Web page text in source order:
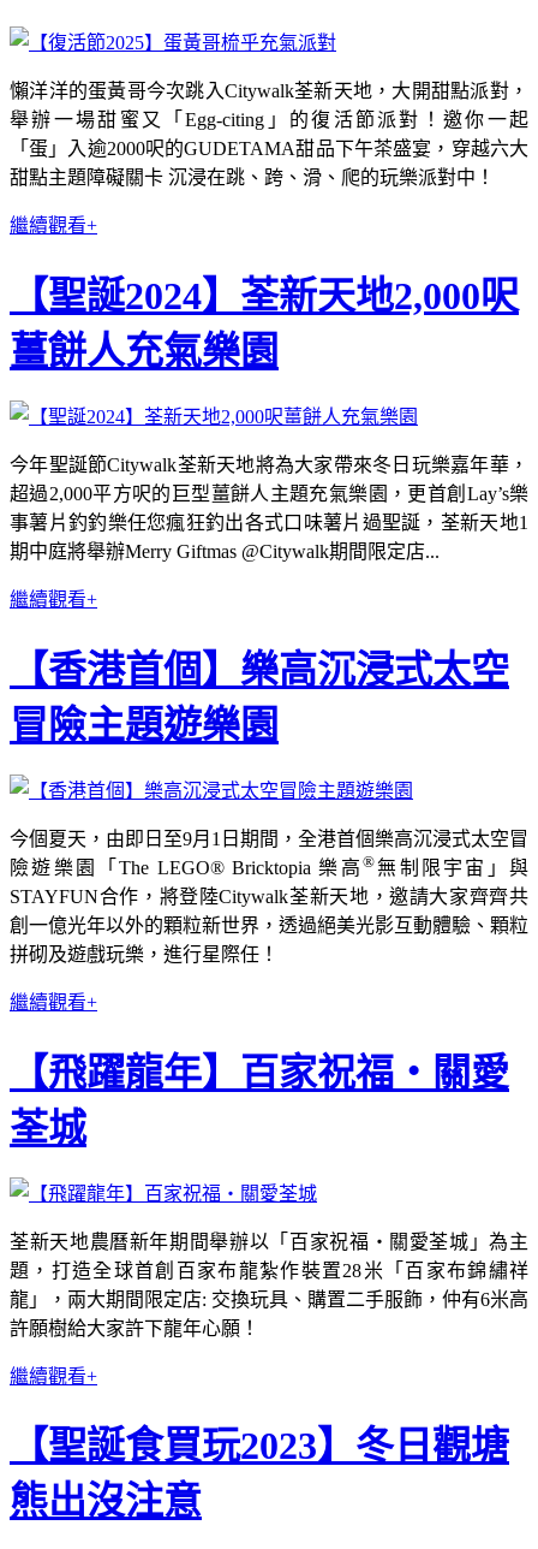
懶洋洋的蛋黃哥今次跳入Citywalk荃新天地，大開甜點派對，
舉辦一場甜蜜又「Egg-citing」的復活節派對！邀你一起
「蛋」入逾2000呎的GUDETAMA甜品下午茶盛宴，穿越六大
甜點主題障礙關卡 沉浸在跳、跨、滑、爬的玩樂派對中！
繼續觀看+
【聖誕2024】荃新天地2,000呎
薑餅人充氣樂園
今年聖誕節Citywalk荃新天地將為大家帶來冬日玩樂嘉年華，
超過2,000平方呎的巨型薑餅人主題充氣樂園，更首創Lay’s樂
事薯片釣釣樂任您瘋狂釣出各式口味薯片過聖誕，荃新天地1
期中庭將舉辦Merry Giftmas @Citywalk期間限定店...
繼續觀看+
【香港首個】樂高沉浸式太空
冒險主題遊樂園
今個夏天，由即日至9月1日期間，全港首個樂高沉浸式太空冒
險遊樂園「The LEGO® Bricktopia 樂高 ®無制限宇宙」與
STAYFUN合作，將登陸Citywalk荃新天地，邀請大家齊齊共
創一億光年以外的顆粒新世界，透過絕美光影互動體驗、顆粒
拼砌及遊戲玩樂，進行星際任！
繼續觀看+
【飛躍龍年】百家祝福‧關愛
荃城
荃新天地農曆新年期間舉辦以「百家祝福‧關愛荃城」為主
題，打造全球首創百家布龍紮作裝置28米「百家布錦繡祥
龍」，兩大期間限定店: 交換玩具、購置二手服飾，仲有6米高
許願樹給大家許下龍年心願！
繼續觀看+
【聖誕食買玩2023】冬日觀塘
熊出沒注意